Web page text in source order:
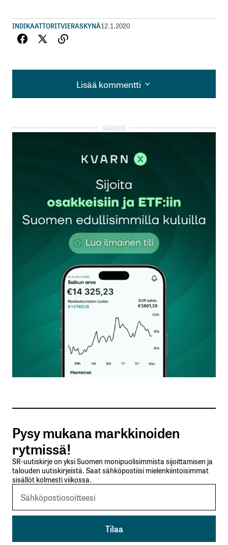
INDIKAATTORITVIERASKYNÄ12.1.2020
Lisää kommentti
Lisää kommentti
kirjautua
rekisteröityä
Sähköpostiosoitettasi ei julkaista.Pakolliset
kentät on merkitty*
Kommentti*
Nimesi tai nimimerkkisi
Sähköpostiosoitteesi
Tilaa SalkunRakentajan uutiskirje
Lähetä kommentti
Pysy mukana markkinoiden
rytmissä!
SR-uutiskirje on yksi Suomen monipuolisimmista sijoittamisen ja
talouden uutiskirjeistä. Saat sähköpostiisi mielenkiintoisimmat
sisällöt kolmesti viikossa.